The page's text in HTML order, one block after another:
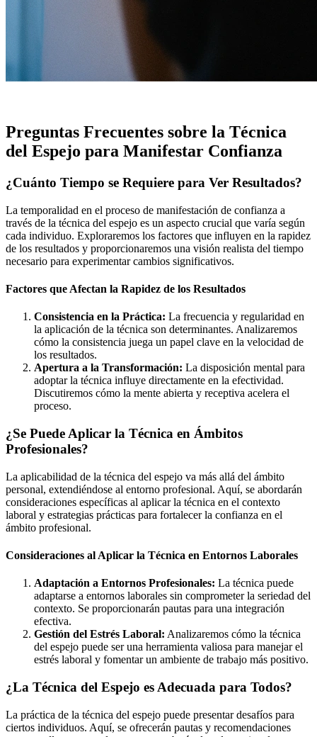
Preguntas Frecuentes sobre la Técnica
del Espejo para Manifestar Confianza
¿Cuánto Tiempo se Requiere para Ver Resultados?
La temporalidad en el proceso de manifestación de confianza a
través de la técnica del espejo es un aspecto crucial que varía según
cada individuo. Exploraremos los factores que influyen en la rapidez
de los resultados y proporcionaremos una visión realista del tiempo
necesario para experimentar cambios significativos.
Factores que Afectan la Rapidez de los Resultados
Consistencia en la Práctica: La frecuencia y regularidad en
la aplicación de la técnica son determinantes. Analizaremos
cómo la consistencia juega un papel clave en la velocidad de
los resultados.
Apertura a la Transformación: La disposición mental para
adoptar la técnica influye directamente en la efectividad.
Discutiremos cómo la mente abierta y receptiva acelera el
proceso.
¿Se Puede Aplicar la Técnica en Ámbitos
Profesionales?
La aplicabilidad de la técnica del espejo va más allá del ámbito
personal, extendiéndose al entorno profesional. Aquí, se abordarán
consideraciones específicas al aplicar la técnica en el contexto
laboral y estrategias prácticas para fortalecer la confianza en el
ámbito profesional.
Consideraciones al Aplicar la Técnica en Entornos Laborales
Adaptación a Entornos Profesionales: La técnica puede
adaptarse a entornos laborales sin comprometer la seriedad del
contexto. Se proporcionarán pautas para una integración
efectiva.
Gestión del Estrés Laboral: Analizaremos cómo la técnica
del espejo puede ser una herramienta valiosa para manejar el
estrés laboral y fomentar un ambiente de trabajo más positivo.
¿La Técnica del Espejo es Adecuada para Todos?
La práctica de la técnica del espejo puede presentar desafíos para
ciertos individuos. Aquí, se ofrecerán pautas y recomendaciones